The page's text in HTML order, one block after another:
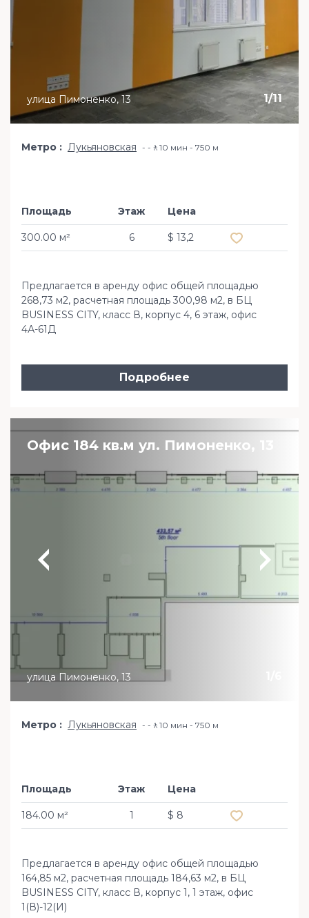
1/11
улица Пимоненко, 13
Метро Лукьяновская -🚶10 мин - 750 м
Площадь
300.00 м²
Этаж
6
Цена
$ 13,2
Предлагается в аренду офис общей площадью
268,73 м2, расчетная площадь 300,98 м2, в БЦ
BUSINESS CITY, класс В, корпус 4, 6 этаж, офис
4А-61Д
Подробнее
Офис 184 кв.м ул. Пимоненко, 13
улица Пимоненко, 13
Метро Лукьяновская -🚶10 мин - 750 м
Площадь
184.00 м²
Этаж
1
Цена
$ 8
Предлагается в аренду офис общей площадью
164,85 м2, расчетная площадь 184,63 м2, в БЦ
BUSINESS CITY, класс В, корпус 1, 1 этаж, офис
1(В)-12(И)